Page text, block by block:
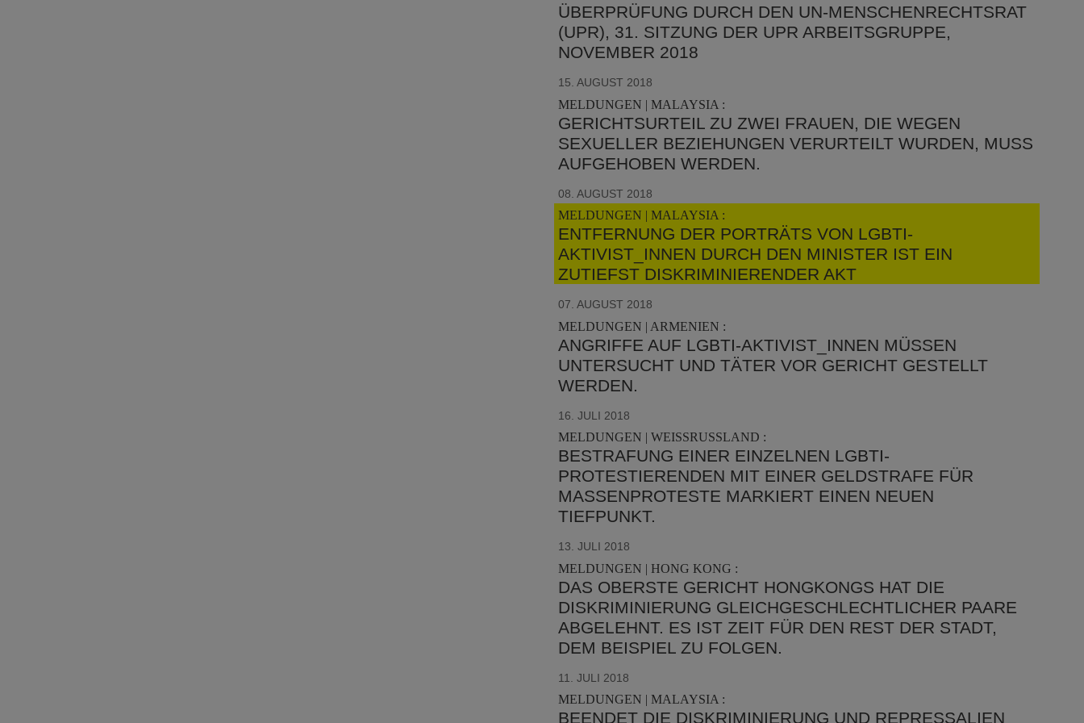
BERPRÜFUNG DURCH DEN UN-MENSCHENRECHTSRAT (
UPR), 31. SITZUNG DER UPR ARBEITSGRUPPE, N
OVEMBER 2018
15. AUGUST 2018
MELDUNGEN | MALAYSIA :
GERICHTSURTEIL ZU ZWEI FRAUEN, DIE WEGEN
SEXUELLER BEZIEHUNGEN VERURTEILT WURDEN, MUSS
AUFGEHOBEN WERDEN.
08. AUGUST 2018
MELDUNGEN | MALAYSIA :
ENTFERNUNG DER PORTRÄTS VON LGBTI-
AKTIVIST_INNEN DURCH DEN MINISTER IST EIN
ZUTIEFST DISKRIMINIERENDER AKT
07. AUGUST 2018
MELDUNGEN | ARMENIEN :
ANGRIFFE AUF LGBTI-AKTIVIST_INNEN MÜSSEN
UNTERSUCHT UND TÄTER VOR GERICHT GESTELLT
WERDEN.
16. JULI 2018
MELDUNGEN | WEISSRUSSLAND :
BESTRAFUNG EINER EINZELNEN LGBTI-
PROTESTIERENDEN MIT EINER GELDSTRAFE FÜR
MASSENPROTESTE MARKIERT EINEN NEUEN
TIEFPUNKT.
13. JULI 2018
MELDUNGEN | HONG KONG :
DAS OBERSTE GERICHT HONGKONGS HAT DIE
DISKRIMINIERUNG GLEICHGESCHLECHTLICHER PAARE
ABGELEHNT. ES IST ZEIT FÜR DEN REST DER STADT,
DEM BEISPIEL ZU FOLGEN.
11. JULI 2018
MELDUNGEN | MALAYSIA :
BEENDET DIE DISKRIMINIERUNG UND REPRESSALIEN